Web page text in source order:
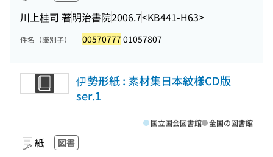
川上桂司 著明治書院2006.7<KB441-H63>
件名（識別子） 00570777 01057807
伊勢形紙 : 素材集日本紋様CD版
ser.1
紙 図書
国立国会図書館 全国の図書館